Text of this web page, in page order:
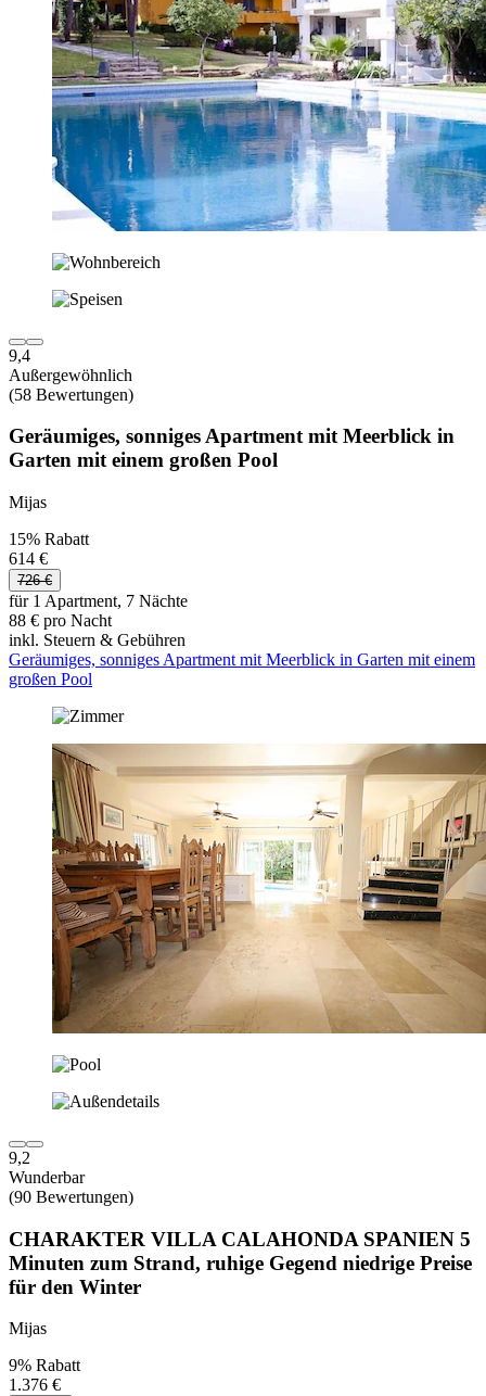
9,4
Außergewöhnlich
(58 Bewertungen)
Geräumiges, sonniges Apartment mit Meerblick in
Garten mit einem großen Pool
Mijas
15% Rabatt
614 €
726 €
für 1 Apartment, 7 Nächte
88 € pro Nacht
inkl. Steuern & Gebühren
Geräumiges, sonniges Apartment mit Meerblick in Garten mit einem
großen Pool
9,2
Wunderbar
(90 Bewertungen)
CHARAKTER VILLA CALAHONDA SPANIEN 5
Minuten zum Strand, ruhige Gegend niedrige Preise
für den Winter
Mijas
9% Rabatt
1.376 €